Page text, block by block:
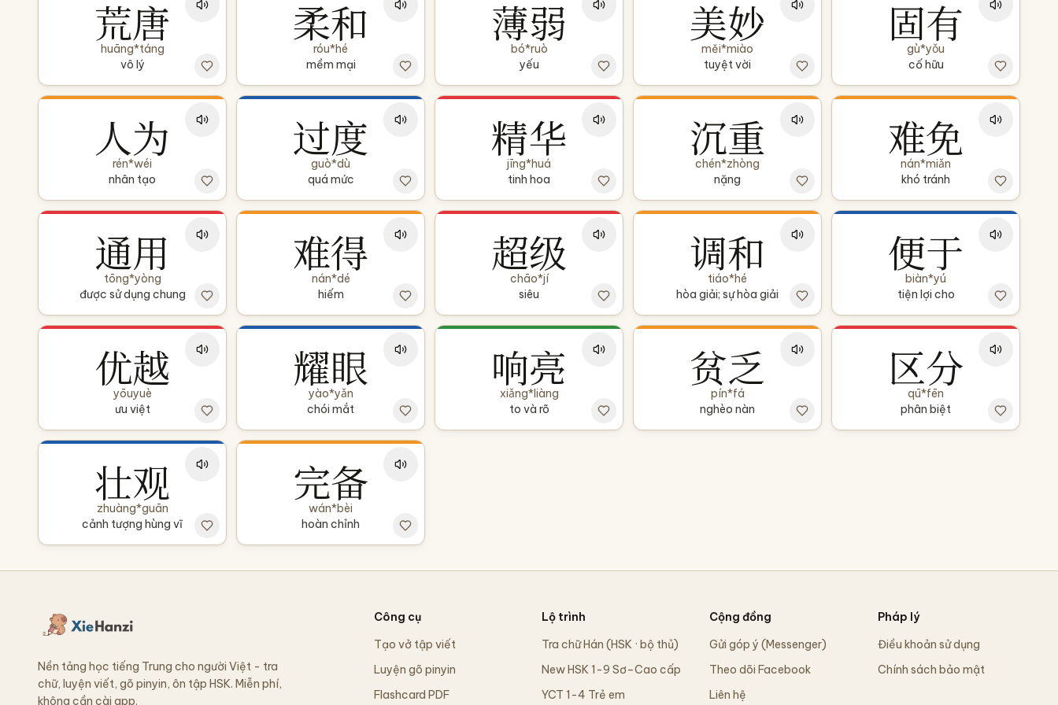
荒唐
huāng*táng
vô lý
柔和
róu*hé
mềm mại
薄弱
bó*ruò
yếu
美妙
měi*miào
tuyệt vời
固有
gù*yǒu
cố hữu
人为
rén*wéi
nhân tạo
过度
guò*dù
quá mức
精华
jīng*huá
tinh hoa
沉重
chén*zhòng
nặng
难免
nán*miǎn
khó tránh
通用
tōng*yòng
được sử dụng chung
难得
nán*dé
hiếm
超级
chāo*jí
siêu
调和
tiáo*hé
hòa giải; sự hòa giải
便于
biàn*yú
tiện lợi cho
优越
yōuyuè
ưu việt
耀眼
yào*yǎn
chói mắt
响亮
xiǎng*liàng
to và rõ
贫乏
pín*fá
nghèo nàn
区分
qū*fēn
phân biệt
壮观
zhuàng*guān
cảnh tượng hùng vĩ
完备
wán*bèi
hoàn chỉnh
Nền tảng học tiếng Trung cho người Việt - tra
chữ, luyện viết, gõ pinyin, ôn tập HSK. Miễn phí,
không cần cài app.
Công cụ
Tạo vở tập viết
Luyện gõ pinyin
Flashcard PDF
Lộ trình
Tra chữ Hán (HSK · bộ thủ)
New HSK 1-9 Sơ–Cao cấp
YCT 1-4 Trẻ em
Cộng đồng
Gửi góp ý (Messenger)
Theo dõi Facebook
Liên hệ
Pháp lý
Điều khoản sử dụng
Chính sách bảo mật